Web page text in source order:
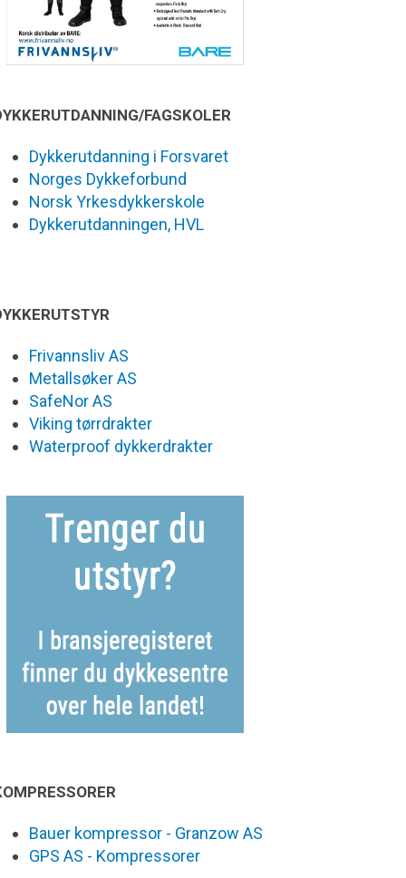
FAGSKOLER
Dykkerutdanning i Forsvaret
Norges Dykkeforbund
Norsk Yrkesdykkerskole
Dykkerutdanningen, HVL
Frivannsliv AS
Metallsøker AS
SafeNor AS
Viking tørrdrakter
Waterproof dykkerdrakter
Bauer kompressor - Granzow AS
GPS AS - Kompressorer